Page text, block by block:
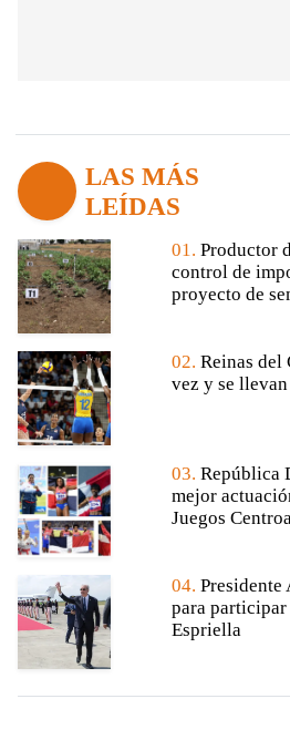
LAS MÁS
LEÍDAS
01. Productor
control de
proyecto de
02. Reinas del
vez y se
03. República
mejor
Juegos
04. Presidente
para
Espriella